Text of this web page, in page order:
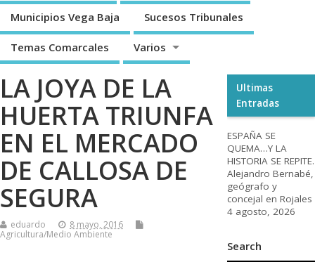
Municipios Vega Baja Sucesos Tribunales
Temas Comarcales Varios
LA JOYA DE LA
HUERTA TRIUNFA
EN EL MERCADO
DE CALLOSA DE
SEGURA
eduardo
8 mayo, 2016
Agricultura/Medio Ambiente
Ultimas
Entradas
ESPAÑA SE
QUEMA…Y LA
HISTORIA SE REPITE.
Alejandro Bernabé,
geógrafo y
concejal en Rojales
4 agosto, 2026
Search